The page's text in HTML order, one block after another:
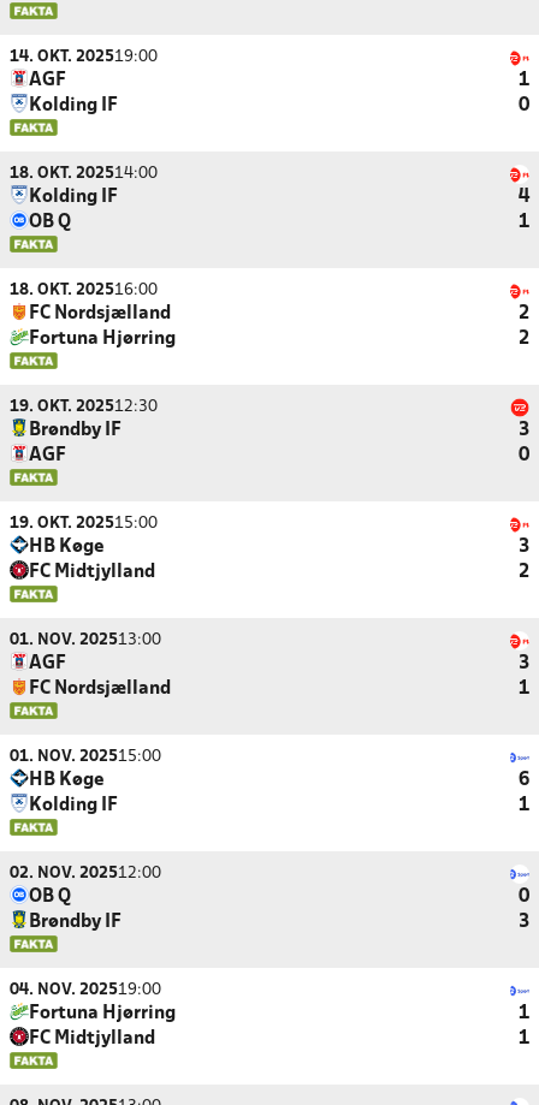
14. OKT. 202519:00
AGF
1
Kolding IF
0
18. OKT. 202514:00
Kolding IF
4
OB Q
1
18. OKT. 202516:00
FC Nordsjælland
2
Fortuna Hjørring
2
19. OKT. 202512:30
Brøndby IF
3
AGF
0
19. OKT. 202515:00
HB Køge
3
FC Midtjylland
2
01. NOV. 202513:00
AGF
3
FC Nordsjælland
1
01. NOV. 202515:00
HB Køge
6
Kolding IF
1
02. NOV. 202512:00
OB Q
0
Brøndby IF
3
04. NOV. 202519:00
Fortuna Hjørring
1
FC Midtjylland
1